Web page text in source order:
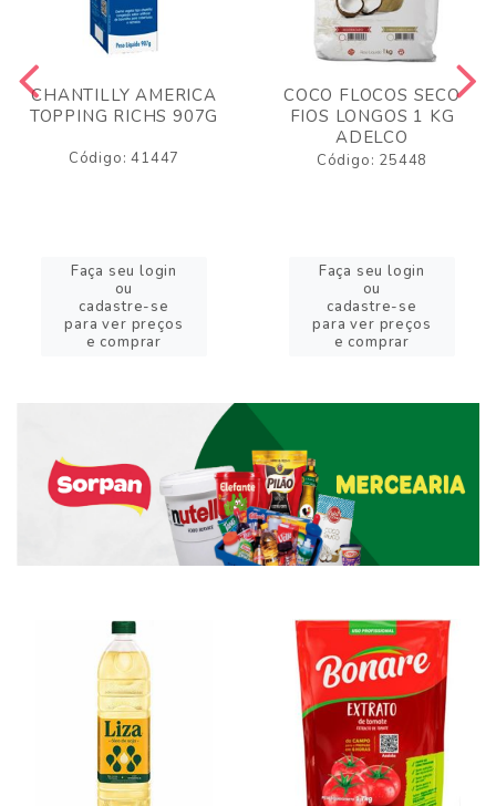
CHANTILLY AMERICA
TOPPING RICHS 907G
Código: 41447
Faça seu login
ou
cadastre-se
para ver preços
e comprar
COCO FLOCOS SECO
FIOS LONGOS 1 KG
ADELCO
Código: 25448
Faça seu login
ou
cadastre-se
para ver preços
e comprar